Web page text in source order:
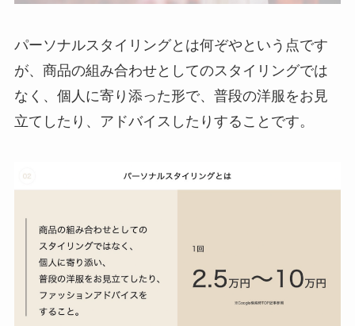
パーソナルスタイリングとは何ぞやという点です
が、商品の組み合わせとしてのスタイリングでは
なく、個人に寄り添った形で、普段の洋服をお見
立てしたり、アドバイスしたりすることです。